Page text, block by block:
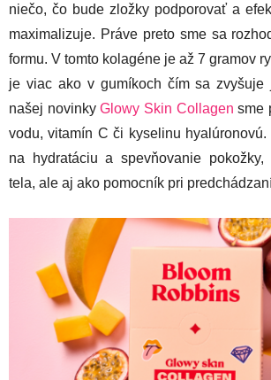
niečo, čo bude zložky podporovať a
maximalizuje. Práve preto sme sa
formu. V tomto kolagéne je až 7 gramov
je viac ako v gumíkoch čím sa zvyšuje
našej novinkyGlowy Skin Collagen sme
vodu, vitamín C či kyselinu
na hydratáciu a spevňovanie pokožky,
tela, ale aj ako pomocník pri